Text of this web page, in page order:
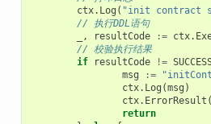
ctx. Log ( "init contract
// 执行DDL语句
, resultCode := ctx.
// 校验执行结果
if
resultCode !=
msg
:=
ctx. Log (msg )
ctx. ErrorResult (
return